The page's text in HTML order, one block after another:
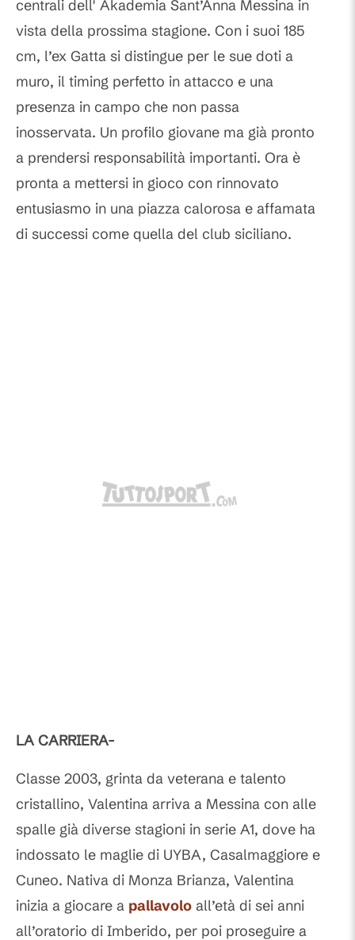
centrali dell' Akademia Sant’Anna Messina in
vista della prossima stagione. Con i suoi 185
cm, l’ex Gatta si distingue per le sue doti a
muro, il timing perfetto in attacco e una
presenza in campo che non passa
inosservata. Un profilo giovane ma già pronto
a prendersi responsabilità importanti. Ora è
pronta a mettersi in gioco con rinnovato
entusiasmo in una piazza calorosa e affamata
di successi come quella del club siciliano.
LA CARRIERA-
Classe 2003, grinta da veterana e talento
cristallino, Valentina arriva a Messina con alle
spalle già diverse stagioni in serie A1, dove ha
indossato le maglie di UYBA, Casalmaggiore e
Cuneo. Nativa di Monza Brianza, Valentina
inizia a giocare a pallavolo all’età di sei anni
all’oratorio di Imberido, per poi proseguire a